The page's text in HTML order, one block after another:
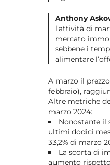
Anthony
l'attività di
mercato
sebbene i
alimentare
A marzo il
febbraio),
Altre metriche
marzo 2024:
Nonostante il
ultimi dodici
33,2% di marzo
La scorta di
aumento